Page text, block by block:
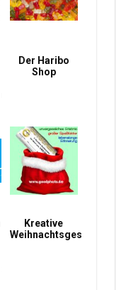
Der Haribo
Shop
Kreative
Weihnachtsgeschenke